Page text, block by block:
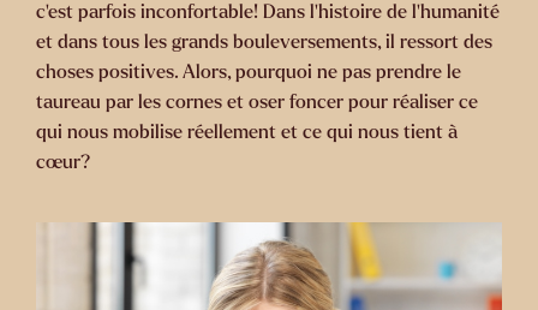
c’est parfois inconfortable! Dans l’histoire de l’humanité
et dans tous les grands bouleversements, il ressort des
choses positives. Alors, pourquoi ne pas prendre le
taureau par les cornes et oser foncer pour réaliser ce
qui nous mobilise réellement et ce qui nous tient à
cœur?